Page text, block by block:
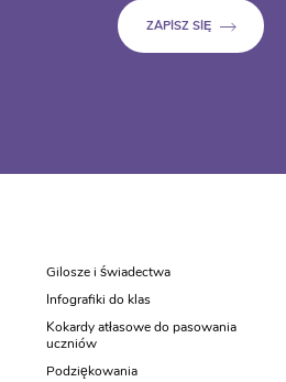
Gilosze i świadectwa
Infografiki do klas
Kokardy atłasowe do pasowania
uczniów
Podziękowania